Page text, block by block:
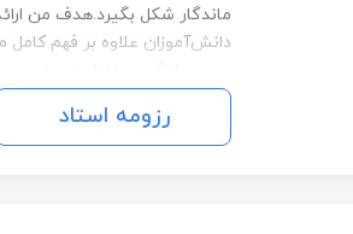
ماندگار شکل بگیرد.هدف من
دانش‌آموزان علاوه بر فهم کامل
رزومه استاد